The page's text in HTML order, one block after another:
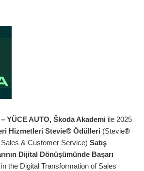
YÜCE AUTO, Škoda Akademi ile 2025
Hizmetleri Stevie® Ödülleri (Stevie®
& Customer Service) Satış
Dijital Dönüşümünde Başarı
the Digital Transformation of Sales